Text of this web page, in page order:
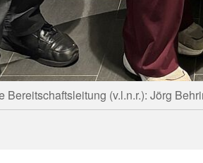
Bereitschaftsleitung (v.l.n.r.): Jörg